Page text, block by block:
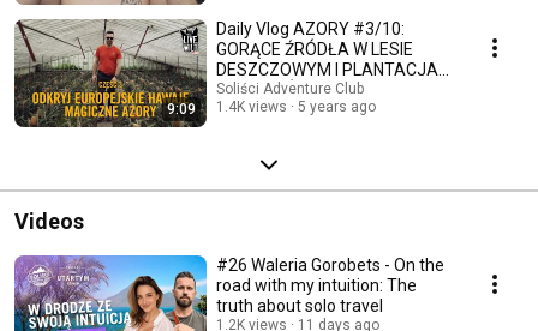
9:09
Daily Vlog AZORY #3/10:
GORĄCE ŹRÓDŁA W LESIE
DESZCZOWYM I PLANTACJA
ANANASÓW
Soliści Adventure Club
1.4K views
5 years ago
Videos
#26 Waleria Gorobets - On the
road with my intuition: The
truth about solo travel
1.2K views 11 days ago